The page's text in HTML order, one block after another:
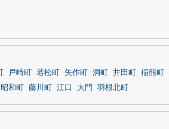
戸崎町 若松町 矢作町 洞町 井田町 稲熊町
昭和町 藤川町 江口 大門 羽根北町